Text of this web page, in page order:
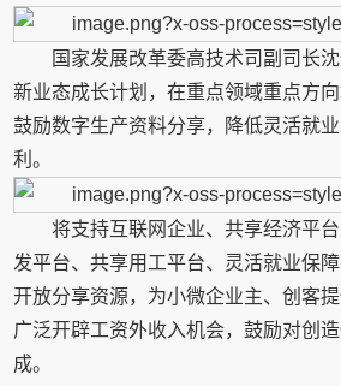
国家发展改革委高技术司副司长
新业态成长计划，在重点领域重点方向
鼓励数字生产资料分享，降低灵活就
利。
将支持互联网企业、共享经济平
发平台、共享用工平台、灵活就业保
开放分享资源，为小微企业主、创客提
广泛开辟工资外收入机会，鼓励对创
成。